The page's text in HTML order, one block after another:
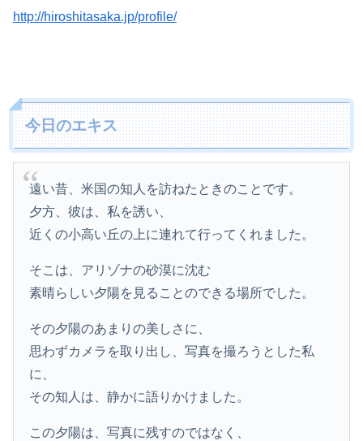
http://hiroshitasaka.jp/profile/
今日のエキス
遠い昔、米国の知人を訪ねたときのことです。
夕方、彼は、私を誘い、
近くの小高い丘の上に連れて行ってくれました。
そこは、アリゾナの砂漠に沈む
素晴らしい夕陽を見ることのできる場所でした。
その夕陽のあまりの美しさに、
思わずカメラを取り出し、写真を撮ろうとした私
に、
その知人は、静かに語りかけました。
この夕陽は、写真に残すのではなく、